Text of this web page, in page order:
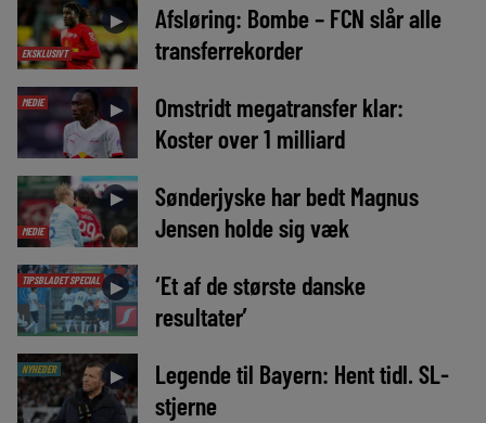
EKSKLUSIVT
►
Afsløring: Bombe – FCN slår alle
transferrekorder
MEDIE ►
Omstridt megatransfer klar:
Koster over 1 milliard
MEDIE
►
Sønderjyske har bedt Magnus
Jensen holde sig væk
TIPSBLADET SPECIAL ►
‘Et af de største danske
resultater’
NYHEDER ►
Legende til Bayern: Hent tidl. SL-
stjerne